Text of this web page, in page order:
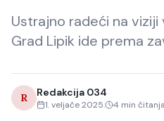
Ustrajno radeći na
Grad Lipik ide prema
R Redakcija 034
1. veljače 2025. 4 min čitanja